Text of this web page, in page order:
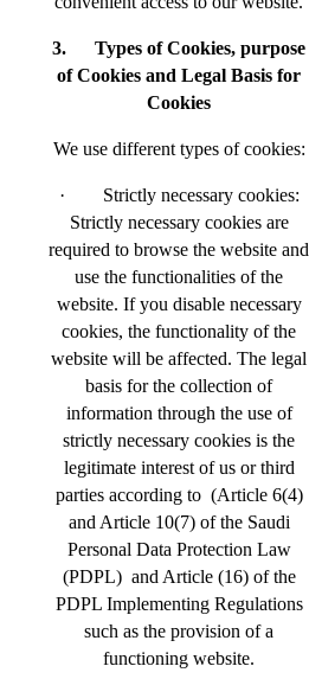
3. Types of Cookies, purpose
of Cookies and Legal Basis for
Cookies
We use different types of cookies:
· Strictly necessary cookies:
Strictly necessary cookies are
required to browse the website and
use the functionalities of the
website. If you disable necessary
cookies, the functionality of the
website will be affected. The legal
basis for the collection of
information through the use of
strictly necessary cookies is the
legitimate interest of us or third
parties according to (Article 6(4)
and Article 10(7) of the Saudi
Personal Data Protection Law
(PDPL) and Article (16) of the
PDPL Implementing Regulations
such as the provision of a
functioning website.